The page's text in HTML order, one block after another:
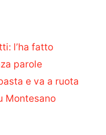
l’ha fatto
parole
e va a ruota
Montesano